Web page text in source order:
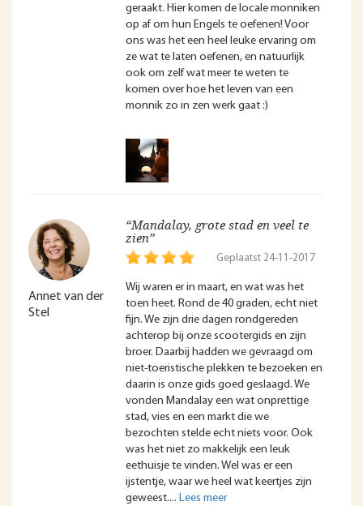
geraakt. Hier komen de locale monniken
op af om hun Engels te oefenen! Voor
ons was het een heel leuke ervaring om
ze wat te laten oefenen, en natuurlijk
ook om zelf wat meer te weten te
komen over hoe het leven van een
monnik zo in zen werk gaat :)
Annet van der
Stel
“Mandalay, grote stad en veel te
zien”
Geplaatst 24-11-2017
Wij waren er in maart, en wat was het
toen heet. Rond de 40 graden, echt niet
fijn. We zijn drie dagen rondgereden
achterop bij onze scootergids en zijn
broer. Daarbij hadden we gevraagd om
niet-toeristische plekken te bezoeken en
daarin is onze gids goed geslaagd. We
vonden Mandalay een wat onprettige
stad, vies en een markt die we
bezochten stelde echt niets voor. Ook
was het niet zo makkelijk een leuk
eethuisje te vinden. Wel was er een
ijstentje, waar we heel wat keertjes zijn
geweest.